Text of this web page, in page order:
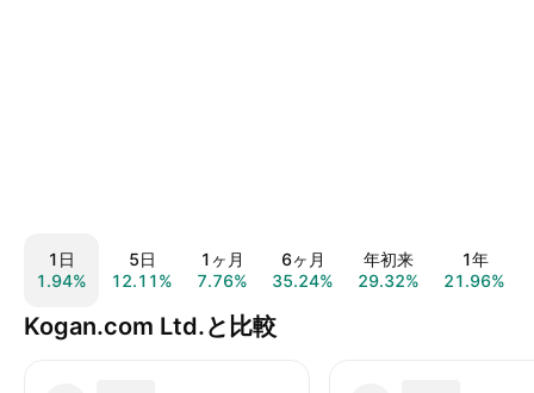
1日
1.94%
5日
12.11%
1ヶ月
7.76%
6ヶ月
35.24%
年初来
29.32%
1年
21.96%
Kogan.com Ltd.と比較